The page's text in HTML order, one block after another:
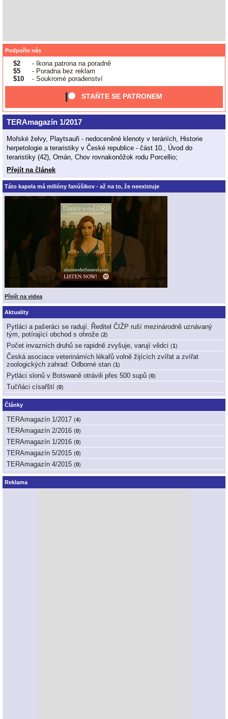
Podpořte nás
$2
- Ikona patrona na poradně
$5
- Poradna bez reklam
$10
- Soukromé poradenství
STAŇTE SE PATRONEM
TERAmagazín 1/2017
Mořské želvy, Playtsauři - nedoceněné klenoty v teráriích, Historie
herpetologie a teraristiky v České republice - část 10., Úvod do
teraristiky (42), Omán, Chov rovnakonôžok rodu Porcellio;
Přejít na článek
Táto kapela má milióny fanúšikov - až na to, že neexistuje
Přejít na videa
Aktuality
Pytláci a pašeráci se radují. Ředitel ČIŽP ruší mezinárodně uznávaný
tým, potírající obchod s ohrože (2)
Počet invazních druhů se rapidně zvyšuje, varují vědci (1)
Česká asociace veterinárních lékařů volně žijících zvířat a zvířat
zoologických zahrad: Odborné stan (1)
Pytláci slonů v Botswaně otrávili přes 500 supů (0)
Tučňáci císařští (0)
Články
TERAmagazín 1/2017 (4)
TERAmagazín 2/2016 (0)
TERAmagazín 1/2016 (0)
TERAmagazín 5/2015 (0)
TERAmagazín 4/2015 (0)
Reklama